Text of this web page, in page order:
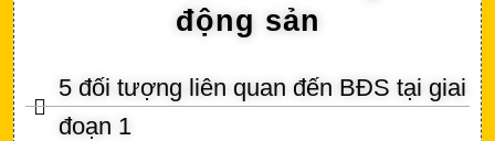
động sản
5 đối tượng liên quan đến BĐS tại giai
đoạn 1